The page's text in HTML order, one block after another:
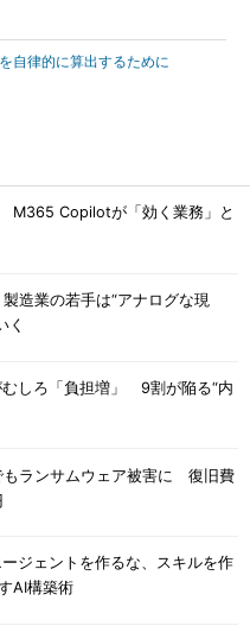
自律的に算出するために
M365 Copilotが「効く業務」と
造業の若手は“アナログな現
く
むしろ「負担増」 9割が陥る“内
もランサムウェア被害に 復旧費
ジェントを作るな、スキルを作
AI構築術